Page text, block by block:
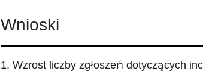
Wnioski
1. Wzrost liczby zgłoszeń dotyczących